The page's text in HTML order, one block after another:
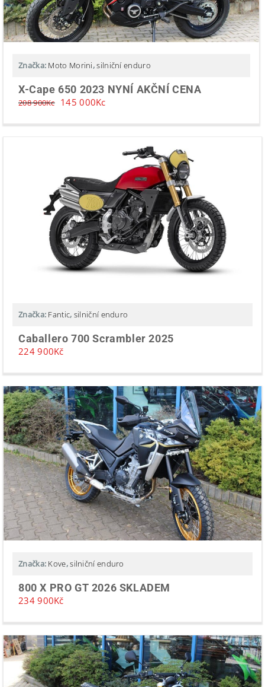
Značka: Moto Morini,silniční enduro
X-Cape 650 2023 NYNÍ AKČNÍ CENA
208 900Kc 145 000Kc
Značka: Fantic, silniční enduro
Caballero 700 Scrambler 2025
224 900Kč
Značka: Kove,silniční enduro
800 X PRO GT 2026 SKLADEM
234 900Kč